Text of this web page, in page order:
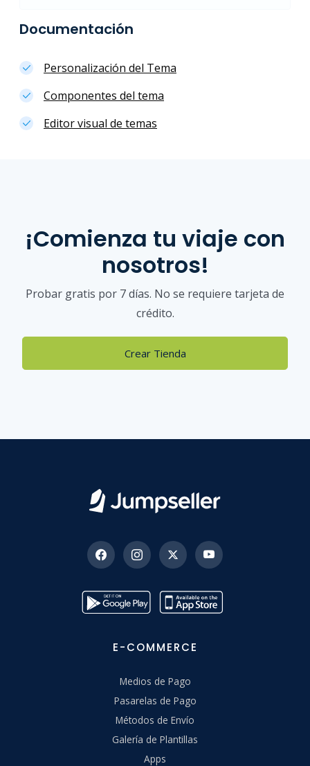
Documentación
Personalización del Tema
Componentes del tema
Editor visual de temas
¡Comienza tu viaje con
nosotros!
Probar gratis por 7 días. No se requiere tarjeta de
crédito.
Crear Tienda
E-COMMERCE
Medios de Pago
Pasarelas de Pago
Métodos de Envío
Galería de Plantillas
Apps